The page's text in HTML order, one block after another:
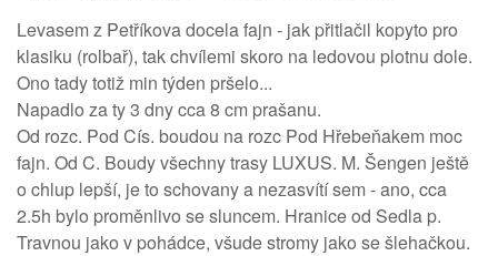
Levasem z Petříkova docela fajn - jak přitlačil kopyto pro
klasiku (rolbař), tak chvílemi skoro na ledovou plotnu dole.
Ono tady totiž min týden pršelo...
Napadlo za ty 3 dny cca 8 cm prašanu.
Od rozc. Pod Cís. boudou na rozc Pod Hřebeňakem moc
fajn. Od C. Boudy všechny trasy LUXUS. M. Šengen ještě
o chlup lepší, je to schovany a nezasvítí sem - ano, cca
2.5h bylo proměnlivo se sluncem. Hranice od Sedla p.
Travnou jako v pohádce, všude stromy jako se šlehačkou.